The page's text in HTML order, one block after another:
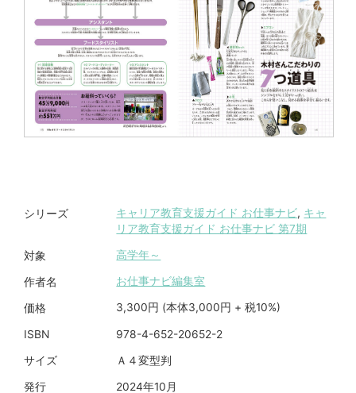
シリーズ キャリア教育支援ガイド お仕事ナビ, キャ
リア教育支援ガイド お仕事ナビ 第7期
対象 高学年～
作者名 お仕事ナビ編集室
価格 3,300円 (本体3,000円 + 税10%)
ISBN 978-4-652-20652-2
サイズ Ａ４変型判
発行 2024年10月